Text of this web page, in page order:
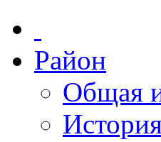
Район
Общая